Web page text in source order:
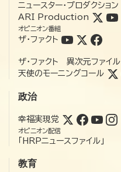
ニュースター・プロダクション
ARI Production
オピニオン番組
ザ・ファクト
ザ・ファクト 異次元ファイル
天使のモーニングコール
政治
幸福実現党
オピニオン配信
「HRPニュースファイル」
教育